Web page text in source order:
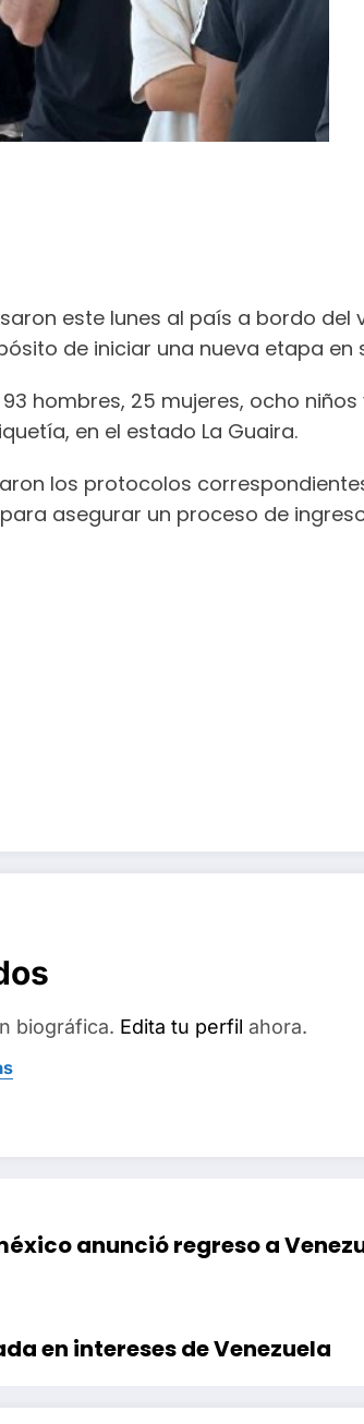
este lunes al país a bordo del
de iniciar una nueva etapa en
hombres, 25 mujeres, ocho
en el estado La Guaira.
los protocolos
asegurar un proceso de
biográfica. Edita tu perfil ahora.
anunció regreso a
en intereses de Venezuela